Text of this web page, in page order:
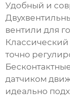
Удобный и
вентили для
точно
датчиком
идеально